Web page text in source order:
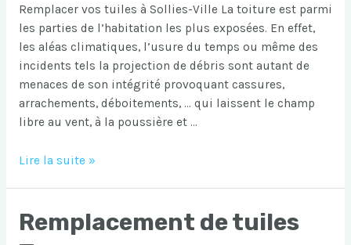
Remplacer vos tuiles à Sollies-Ville La toiture est parmi
les parties de l’habitation les plus exposées. En effet,
les aléas climatiques, l’usure du temps ou même des
incidents tels la projection de débris sont autant de
menaces de son intégrité provoquant cassures,
arrachements, déboitements, … qui laissent le champ
libre au vent, à la poussière et …
Remplacement
Sollies-
Ville
Lire la suite »
Remplacement de tuiles